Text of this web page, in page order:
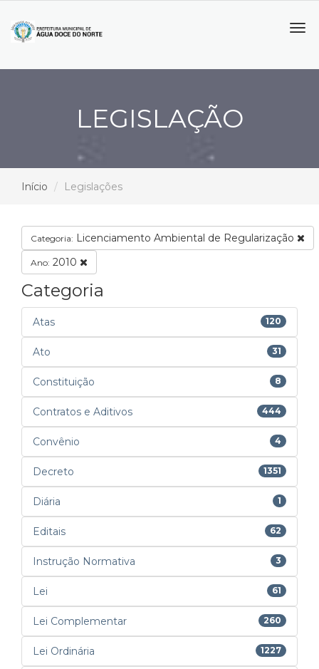
LEGISLAÇÃO
Início Legislações
Categoria: Licenciamento Ambiental de Regularização
Ano: 2010
Categoria
Atas 120
Ato 31
Constituição 8
Contratos e Aditivos 444
Convênio 4
Decreto 1351
Diária 1
Editais 62
Instrução Normativa 3
Lei 61
Lei Complementar 260
Lei Ordinária 1227